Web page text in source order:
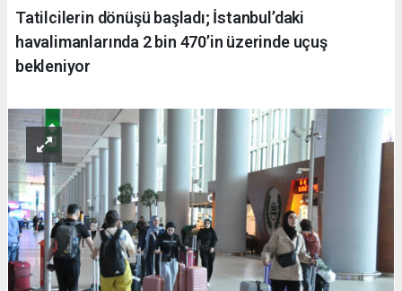
Tatilcilerin dönüşü başladı; İstanbul’daki
havalimanlarında 2 bin 470’in üzerinde uçuş
bekleniyor